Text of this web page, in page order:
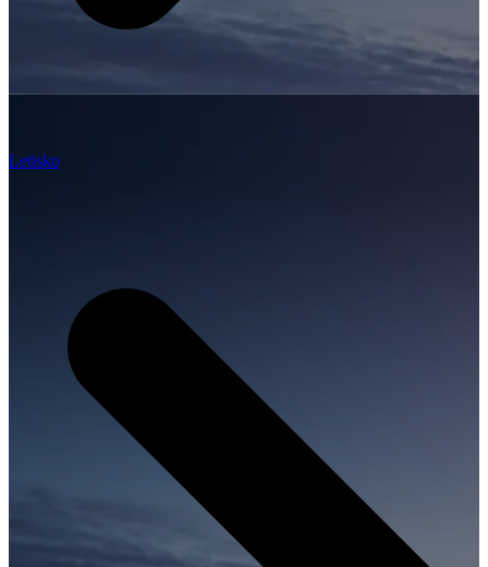
Letisko